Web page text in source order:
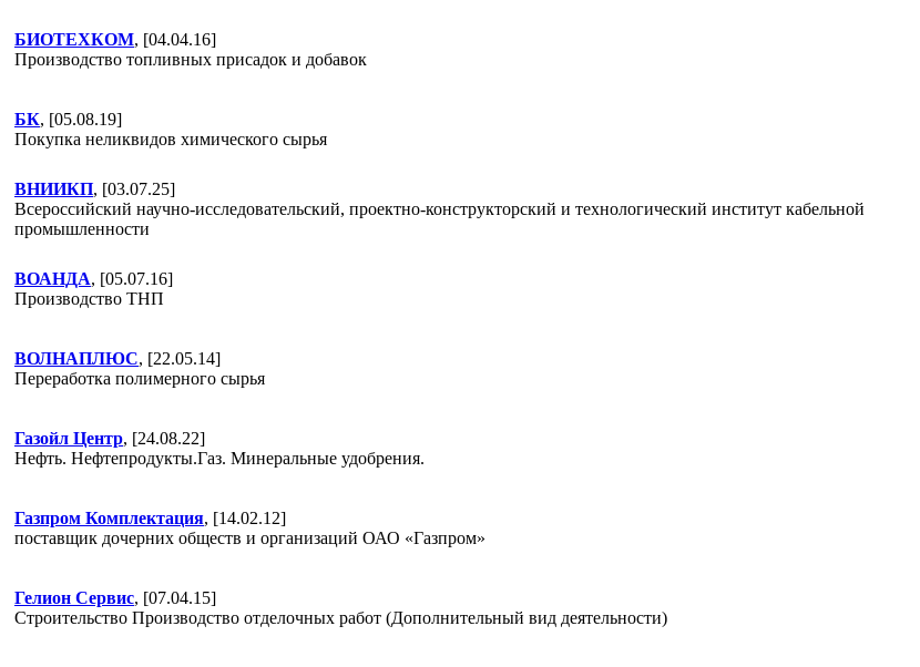
БИОТЕХКОМ, [04.04.16]
Производство топливных присадок и добавок
БК, [05.08.19]
Покупка неликвидов химического сырья
ВНИИКП, [03.07.25]
Всероссийский научно-исследовательский, проектно-конструкторский и технологический институт кабельной
промышленности
ВОАНДА, [05.07.16]
Производство ТНП
ВОЛНАПЛЮС, [22.05.14]
Переработка полимерного сырья
Газойл Центр, [24.08.22]
Нефть. Нефтепродукты.Газ. Минеральные удобрения.
Газпром Комплектация, [14.02.12]
поставщик дочерних обществ и организаций ОАО «Газпром»
Гелион Сервис, [07.04.15]
Строительство Производство отделочных работ (Дополнительный вид деятельности)